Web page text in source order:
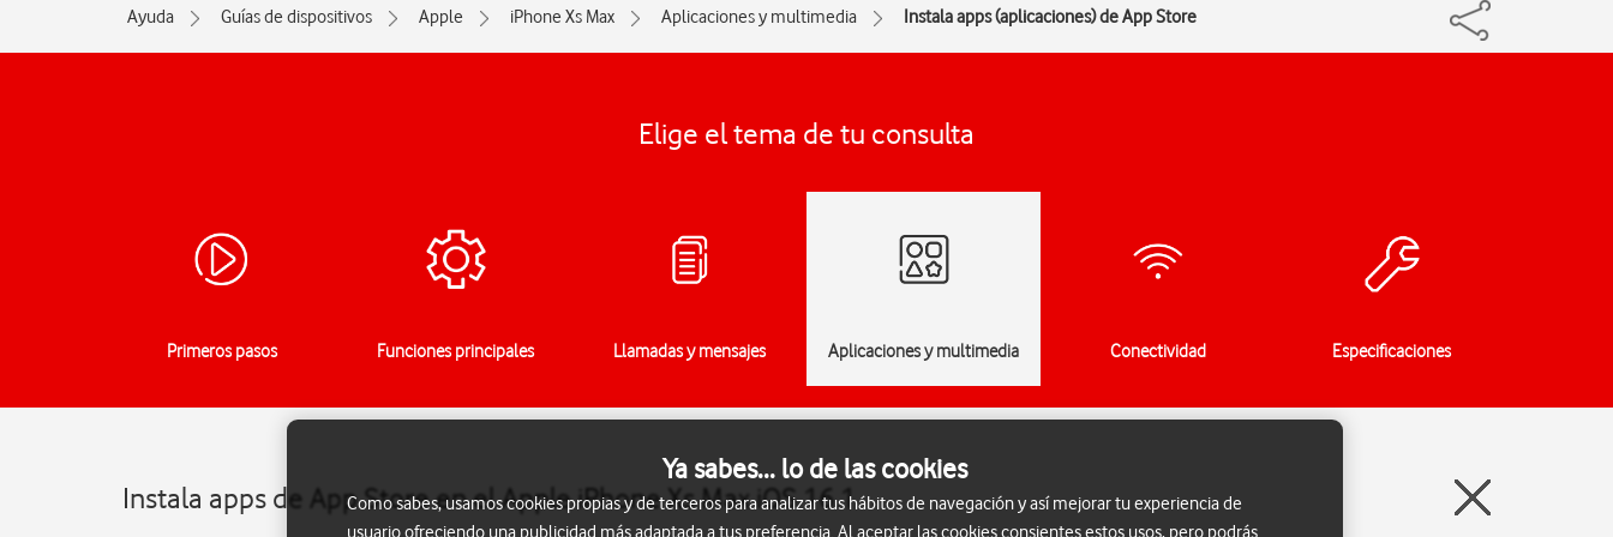
Ayuda Guías de dispositivos Apple iPhone Xs Max Aplicaciones y multimedia Instala apps (aplicaciones) de App Store
Elige el tema de tu consulta
Primeros pasos Funciones principales Llamadas y mensajes Aplicaciones y multimedia Conectividad Especificaciones
Instala apps de App Store en el Apple iPhone Xs Max iOS 16.1
Ya sabes... lo de las cookies
Como sabes, usamos cookies propias y de terceros para analizar tus hábitos de navegación y así mejorar tu experiencia de
usuario ofreciendo una publicidad más adaptada a tus preferencia. Al aceptar las cookies consientes estos usos, pero podrás